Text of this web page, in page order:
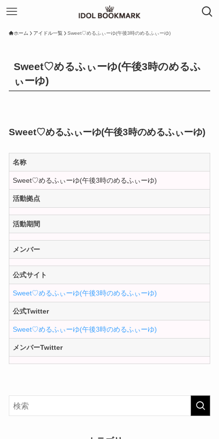
ホーム アイドル一覧 Sweet♡めるふぃーゆ(午後3時のめるふぃーゆ)
Sweet♡めるふぃーゆ(午後3時のめるふ
ぃーゆ)
Sweet♡めるふぃーゆ(午後3時のめるふぃーゆ)
名称
Sweet♡めるふぃーゆ(午後3時のめるふぃーゆ)
活動拠点
活動期間
メンバー
公式サイト
Sweet♡めるふぃーゆ(午後3時のめるふぃーゆ)
公式Twitter
Sweet♡めるふぃーゆ(午後3時のめるふぃーゆ)
メンバーTwitter